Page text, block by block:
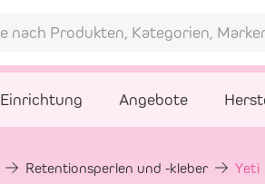
Einrichtung Angebote
Retentionsperlen und -kleber Yeti